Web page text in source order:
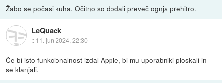
Žabo se počasi kuha. Očitno so dodali preveč ognja prehitro.
LeQuack
:: 11. jun 2024, 22:30
Če bi isto funkcionalnost izdal Apple, bi mu uporabniki ploskali in
se klanjali.